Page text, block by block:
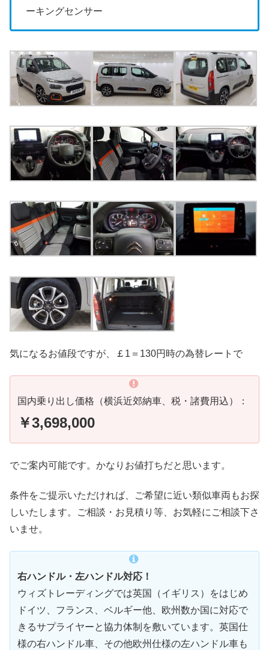
ーキングセンサー
気になるお値段ですが、￡1＝130円時の為替レートで
国内乗り出し価格（横浜近郊納車、税・諸費用込）：
￥3,698,000
でご案内可能です。かなりお値打ちだと思います。
条件をご提示いただければ、ご希望に近い類似車両もお探
しいたします。ご相談・お見積り等、お気軽にご相談下さ
いませ。
右ハンドル・左ハンドル対応！
ウィズトレーディングでは英国（イギリス）をはじめ
ドイツ、フランス、ベルギー他、欧州数か国に対応で
きるサプライヤーと協力体制を敷いています。英国仕
様の右ハンドル車、その他欧州仕様の左ハンドル車も